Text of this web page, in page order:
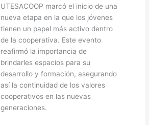
UTESACOOP marcó el inicio de una
nueva etapa en la que los jóvenes
tienen un papel más activo dentro
de la cooperativa. Este evento
reafirmó la importancia de
brindarles espacios para su
desarrollo y formación, asegurando
así la continuidad de los valores
cooperativos en las nuevas
generaciones.